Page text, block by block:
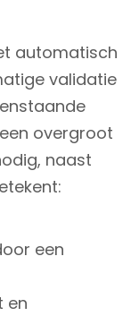
automatisch
validatie
overgroot
naast
een
en